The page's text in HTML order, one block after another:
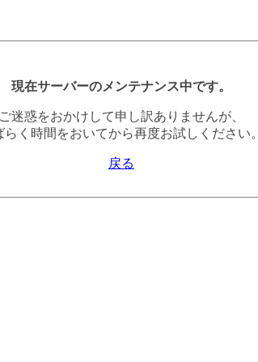
現在サーバーのメンテナンス中です。
ご迷惑をおかけして申し訳ありませんが、
らく時間をおいてから再度お試しください。
戻る